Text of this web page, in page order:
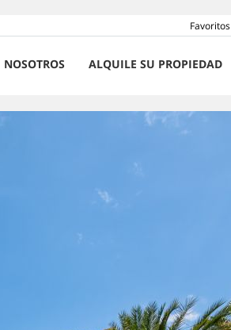
Favoritos
NOSOTROS ALQUILE SU PROPIEDAD